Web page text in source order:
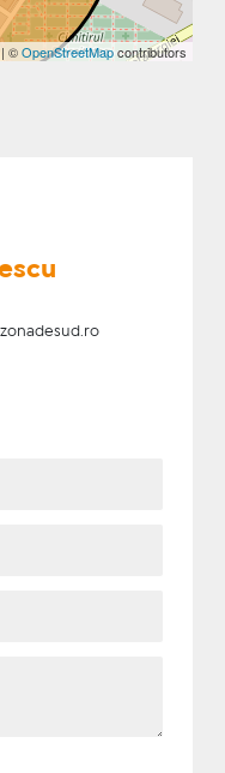
| ©OpenStreetMapcontributors